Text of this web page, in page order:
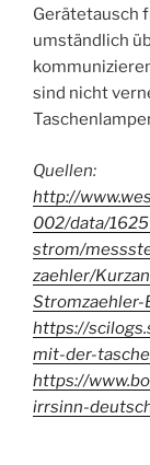
Gerätetausch
umständlich
sind nicht
Quellen:
http://
002/data/
strom/
zaehler/
Stromzaehler-
https://
mit-der-
https://
irrsinn-